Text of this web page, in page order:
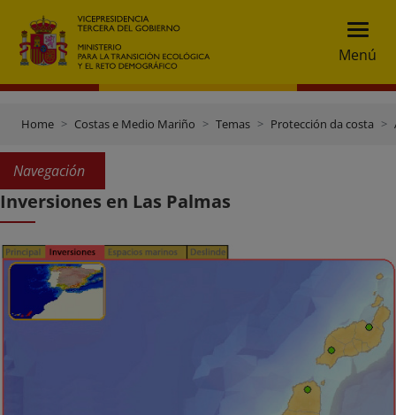
Menú
Home Costas e Medio Mariño Temas Protección da costa
Navegación
Inversiones en Las Palmas